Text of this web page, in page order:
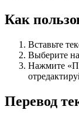
Как
Вставьте
Выберите
Нажмите
Перевод